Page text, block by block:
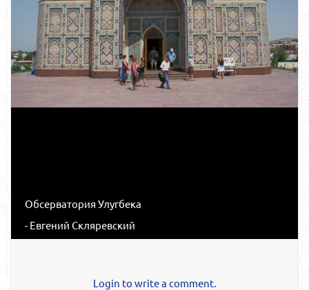
Обсерватория Улугбека
- Евгений Скляревский
Login to write a comment.